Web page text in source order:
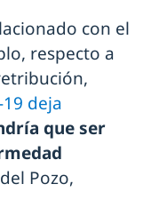
con el
respecto a
deja
que ser
Pozo,